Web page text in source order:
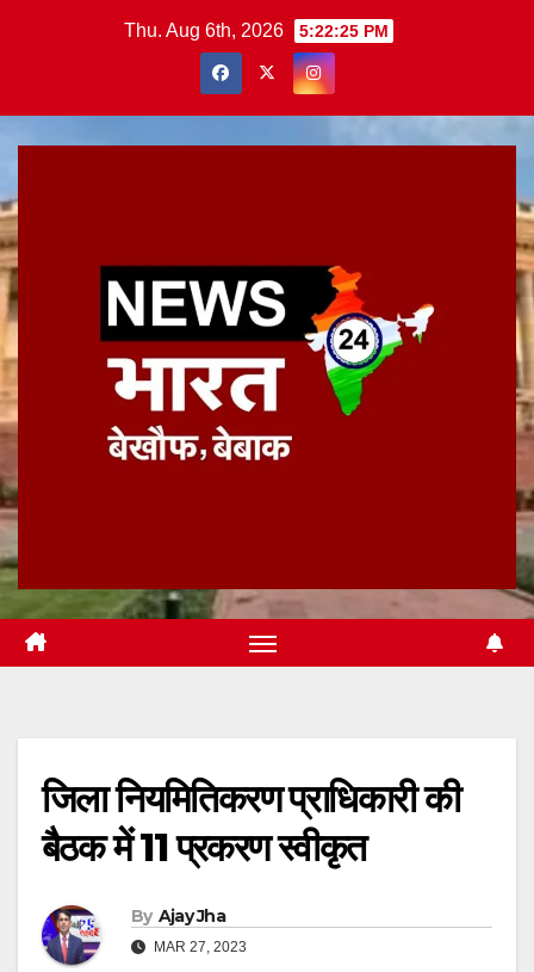
Thu. Aug 6th, 2026 5:22:25 PM
जिला नियमितिकरण प्राधिकारी की
बैठक में 11 प्रकरण स्वीकृत
By Ajay Jha
MAR 27, 2023